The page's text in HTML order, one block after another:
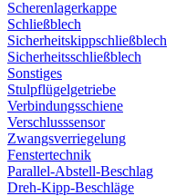
Scherenlagerkappe
Schließblech
Sicherheitskippschließblech
Sicherheitsschließblech
Sonstiges
Stulpflügelgetriebe
Verbindungsschiene
Verschlusssensor
Zwangsverriegelung
Fenstertechnik
Parallel-Abstell-Beschlag
Dreh-Kipp-Beschläge